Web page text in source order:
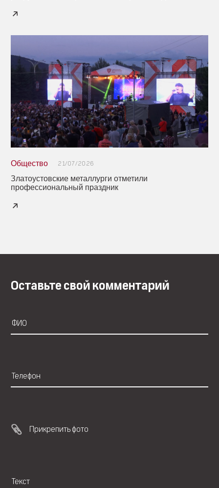
Общество 21/07/2026
Златоустовские металлурги отметили
профессиональный праздник
Оставьте свой комментарий
Прикрепить фото